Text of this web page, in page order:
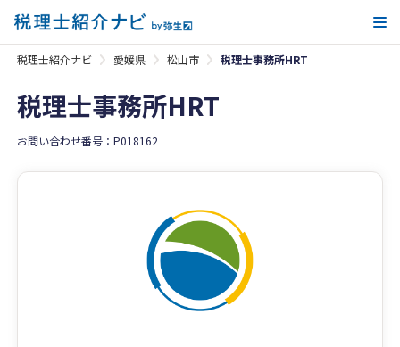
税理士紹介ナビ 愛媛県 松山市 税理士事務所HRT
税理士事務所HRT
お問い合わせ番号：P018162